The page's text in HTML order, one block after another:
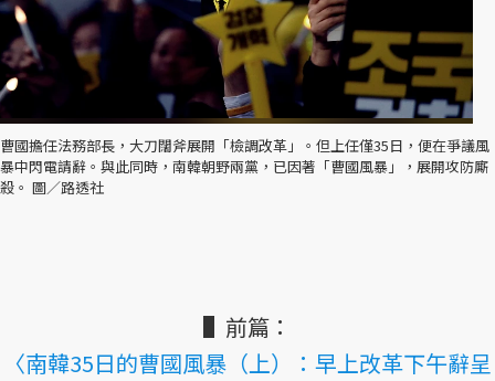
曹國擔任法務部長，大刀闊斧展開「檢調改革」。但上任僅35日，便在爭議風
暴中閃電請辭。與此同時，南韓朝野兩黨，已因著「曹國風暴」，展開攻防廝
殺。 圖／路透社
▌前篇：
〈南韓35日的曹國風暴（上）：早上改革下午辭呈